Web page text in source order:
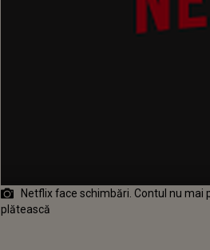
Netflix face schimbări. Contul nu
plătească